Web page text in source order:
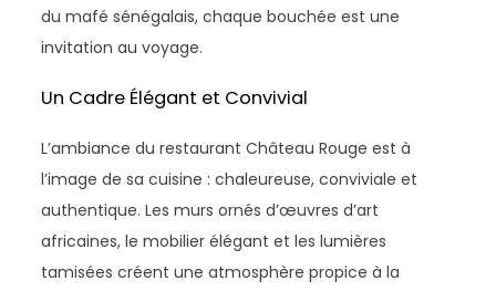
du mafé sénégalais, chaque bouchée est une
invitation au voyage.
Un Cadre Élégant et Convivial
L’ambiance du restaurant Château Rouge est à
l’image de sa cuisine : chaleureuse, conviviale et
authentique. Les murs ornés d’œuvres d’art
africaines, le mobilier élégant et les lumières
tamisées créent une atmosphère propice à la